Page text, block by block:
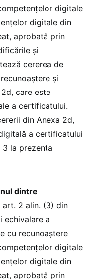
digitale
digitale din
aprobată prin
și
cererea de
și
care este
a certificatului.
din Anexa 2d,
a certificatului
3 la prezenta
dintre
art. 2 alin. (3) din
echivalare a
cu recunoaștere
digitale
digitale din
aprobată prin